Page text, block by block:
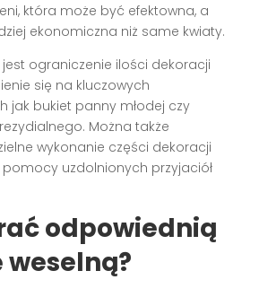
która może być efektowna, a
ekonomiczna niż same kwiaty.
ograniczenie ilości dekoracji
się na kluczowych
jak bukiet panny młodej czy
Można także
wykonanie części dekoracji
uzdolnionych przyjaciół
odpowiednią